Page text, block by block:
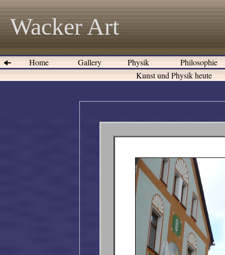
Wacker Art
Home Gallery Physik
Philosophie
Kunst und Physik heute